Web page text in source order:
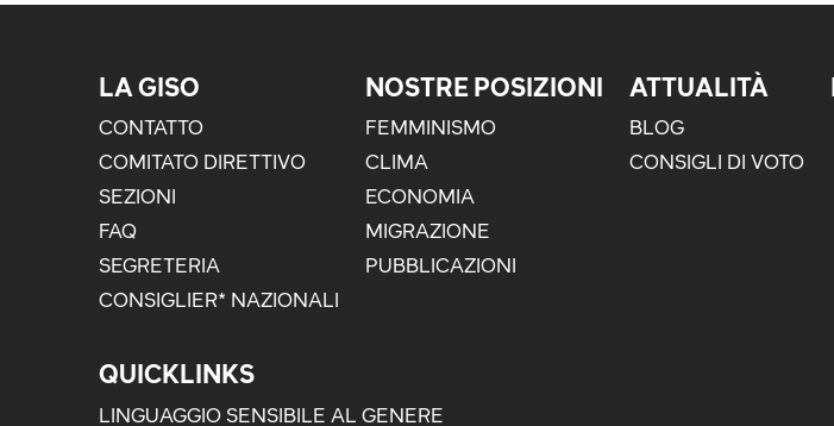
LA GISO
CONTATTO
COMITATO DIRETTIVO
SEZIONI
FAQ
SEGRETERIA
CONSIGLIER* NAZIONALI
NOSTRE POSIZIONI
FEMMINISMO
CLIMA
ECONOMIA
MIGRAZIONE
PUBBLICAZIONI
ATTUALITÀ
BLOG
CONSIGLI DI VOTO
QUICKLINKS
LINGUAGGIO SENSIBILE AL GENERE